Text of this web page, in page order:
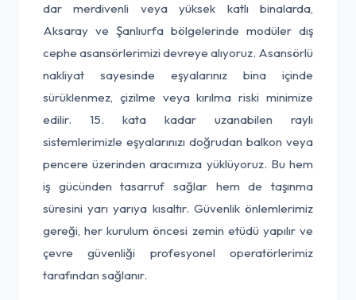
dar merdivenli veya yüksek katlı binalarda,
Aksaray ve Şanlıurfa bölgelerinde modüler dış
cephe asansörlerimizi devreye alıyoruz. Asansörlü
nakliyat sayesinde eşyalarınız bina içinde
sürüklenmez, çizilme veya kırılma riski minimize
edilir. 15. kata kadar uzanabilen raylı
sistemlerimizle eşyalarınızı doğrudan balkon veya
pencere üzerinden aracımıza yüklüyoruz. Bu hem
iş gücünden tasarruf sağlar hem de taşınma
süresini yarı yarıya kısaltır. Güvenlik önlemlerimiz
gereği, her kurulum öncesi zemin etüdü yapılır ve
çevre güvenliği profesyonel operatörlerimiz
tarafından sağlanır.